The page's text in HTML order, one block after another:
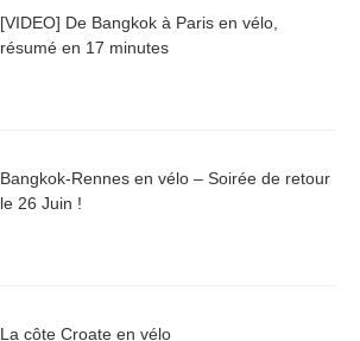
[VIDEO] De Bangkok à Paris en vélo,
résumé en 17 minutes
Bangkok-Rennes en vélo – Soirée de retour
le 26 Juin !
La côte Croate en vélo